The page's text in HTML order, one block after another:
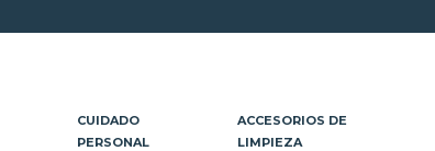
CUIDADO
PERSONAL
ACCESORIOS DE
LIMPIEZA